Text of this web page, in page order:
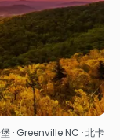
· Greenville NC · 北卡